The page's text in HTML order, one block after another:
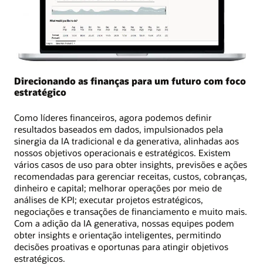
Direcionando as finanças para um futuro com foco
estratégico
Como líderes financeiros, agora podemos definir
resultados baseados em dados, impulsionados pela
sinergia da IA ​​tradicional e da generativa, alinhadas aos
nossos objetivos operacionais e estratégicos. Existem
vários casos de uso para obter insights, previsões e ações
recomendadas para gerenciar receitas, custos, cobranças,
dinheiro e capital; melhorar operações por meio de
análises de KPI; executar projetos estratégicos,
negociações e transações de financiamento e muito mais.
Com a adição da IA generativa, nossas equipes podem
obter insights e orientação inteligentes, permitindo
decisões proativas e oportunas para atingir objetivos
estratégicos.